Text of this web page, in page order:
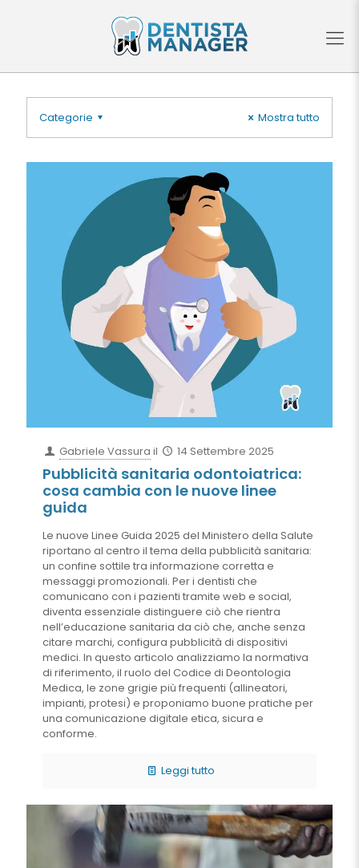
Categorie Mostra tutto
Gabriele Vassura il 14 Settembre 2025
Pubblicità sanitaria odontoiatrica:
cosa cambia con le nuove linee
guida
Le nuove Linee Guida 2025 del Ministero della Salute
riportano al centro il tema della pubblicità sanitaria:
un confine sottile tra informazione corretta e
messaggi promozionali. Per i dentisti che
comunicano con i pazienti tramite web e social,
diventa essenziale distinguere ciò che rientra
nell’educazione sanitaria da ciò che, anche senza
citare marchi, configura pubblicità di dispositivi
medici. In questo articolo analizziamo la normativa
di riferimento, il ruolo del Codice di Deontologia
Medica, le zone grigie più frequenti (allineatori,
impianti, protesi) e proponiamo buone pratiche per
una comunicazione digitale etica, sicura e
conforme.
Leggi tutto